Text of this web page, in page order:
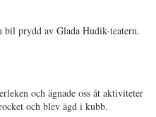
prydd av Glada Hudik-teatern.
och ägnade oss åt aktiviteter
och blev ägd i kubb.